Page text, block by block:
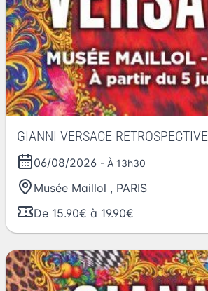
GIANNI VERSACE RETROSPECTIVE
06/08/2026 - À 13h30
Musée Maillol , PARIS
De 15.90€ à 19.90€